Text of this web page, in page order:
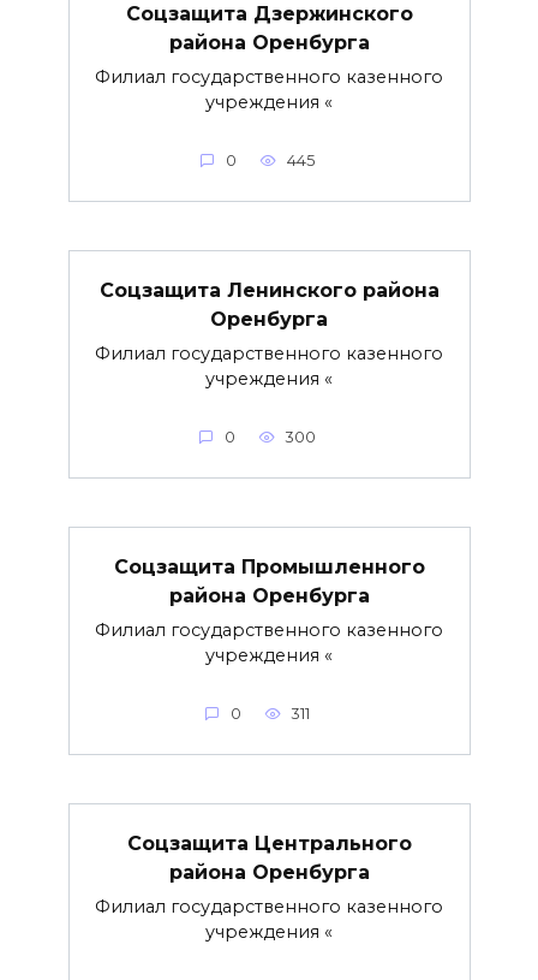
Соцзащита Дзержинского
района Оренбурга
Филиал государственного казенного
учреждения «
0 445
Соцзащита Ленинского района
Оренбурга
Филиал государственного казенного
учреждения «
0 300
Соцзащита Промышленного
района Оренбурга
Филиал государственного казенного
учреждения «
0 311
Соцзащита Центрального
района Оренбурга
Филиал государственного казенного
учреждения «